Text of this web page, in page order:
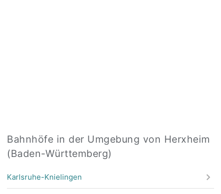
Bahnhöfe in der Umgebung von Herxheim
(Baden-Württemberg)
Karlsruhe-Knielingen